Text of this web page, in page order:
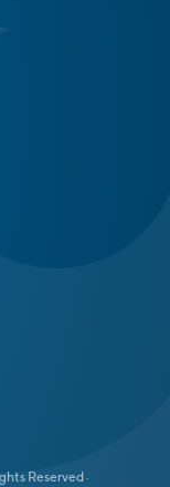
Reserved ·